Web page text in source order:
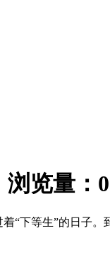
览量： 0
“下等生”的日子